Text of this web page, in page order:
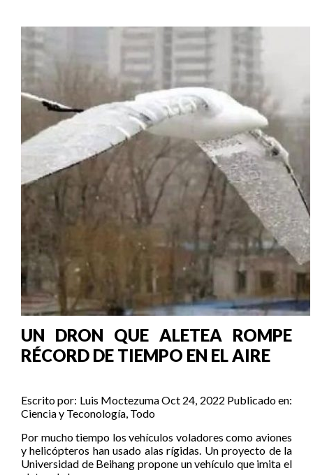
UN DRON QUE ALETEA ROMPE
RÉCORD DE TIEMPO EN EL AIRE
Escrito por: Luis MoctezumaOct 24, 2022 Publicado en:
Ciencia y Teconología, Todo
Por mucho tiempo los vehículos voladores como aviones
y helicópteros han usado alas rígidas. Un proyecto de la
Universidad de Beihang propone un vehículo que imita el